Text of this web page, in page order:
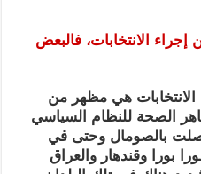
الانتخابات، فالبعض
الانتخابات هي مظهر من
الصحة للنظام السياسي
بالصومال وحتى في
بورا وقندهار والعراق